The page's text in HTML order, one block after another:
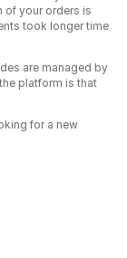
of your orders is
took longer time
are managed by
platform is that
for a new